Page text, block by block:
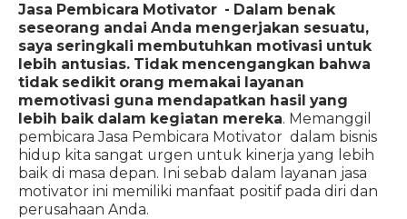
Jasa Pembicara Motivator - Dalam benak
seseorang andai Anda mengerjakan sesuatu,
saya seringkali membutuhkan motivasi untuk
lebih antusias. Tidak mencengangkan bahwa
tidak sedikit orang memakai layanan
memotivasi guna mendapatkan hasil yang
lebih baik dalam kegiatan mereka. Memanggil
pembicara Jasa Pembicara Motivator dalam bisnis
hidup kita sangat urgen untuk kinerja yang lebih
baik di masa depan. Ini sebab dalam layanan jasa
motivator ini memiliki manfaat positif pada diri dan
perusahaan Anda.